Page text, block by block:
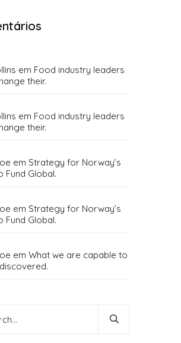
em Food industry leaders
their.
em Food industry leaders
their.
em Strategy for Norway’s
Fund Global.
em Strategy for Norway’s
Fund Global.
em What we are capable to